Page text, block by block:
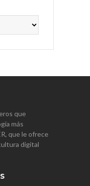
que
más
que le ofrece
digital